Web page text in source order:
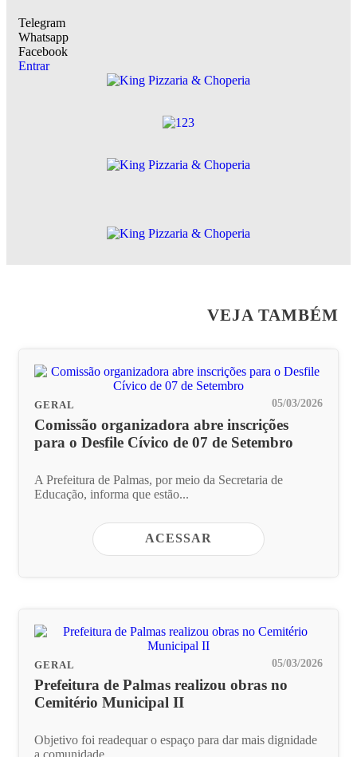
Telegram
Whatsapp
Facebook
Entrar
VEJA TAMBÉM
GERAL 05/03/2026
Comissão organizadora abre inscrições
para o Desfile Cívico de 07 de Setembro
A Prefeitura de Palmas, por meio da Secretaria de
Educação, informa que estão...
ACESSAR
GERAL 05/03/2026
Prefeitura de Palmas realizou obras no
Cemitério Municipal II
Objetivo foi readequar o espaço para dar mais dignidade
a comunidade